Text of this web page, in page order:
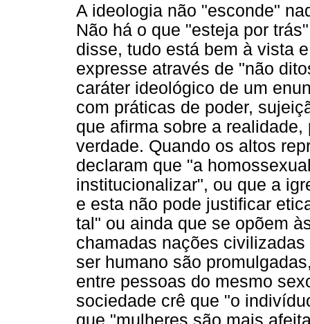
A ideologia não "esconde"
Não há o que "esteja por
disse, tudo está bem à vista
expresse através de "não
caráter ideológico de um
com práticas de poder,
que afirma sobre a
verdade. Quando os altos
declaram que "a
institucionalizar", ou que a
e esta não pode justificar
tal" ou ainda que se opõem
chamadas nações
ser humano são
entre pessoas do mesmo
sociedade crê que "o
que "mulheres são mais